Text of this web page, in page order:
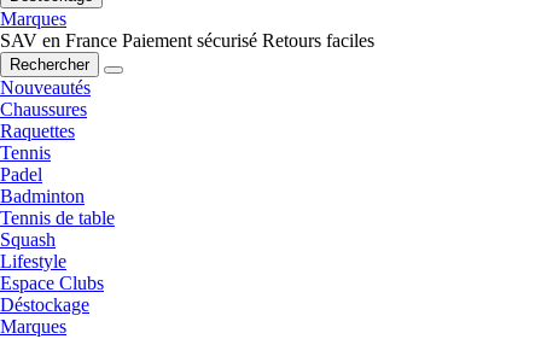
Marques
SAV en France Paiement sécurisé Retours faciles
Rechercher
Nouveautés
Chaussures
Raquettes
Tennis
Padel
Badminton
Tennis de table
Squash
Lifestyle
Espace Clubs
Déstockage
Marques